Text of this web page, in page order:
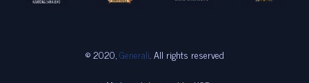
© 2020,Generali. All rights reserved